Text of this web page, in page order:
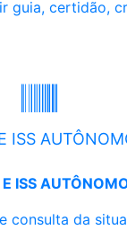
guia, certidão,
ISS
ISS
consulta da